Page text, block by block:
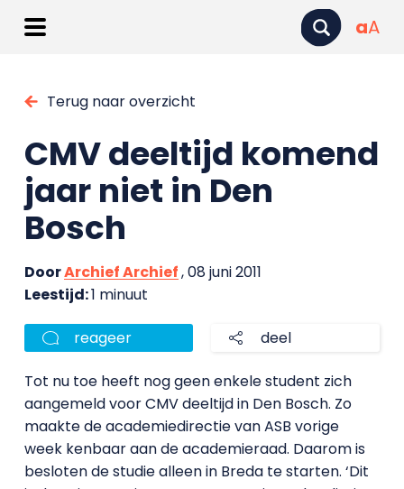
aA
Terug naar overzicht
CMV deeltijd komend
jaar niet in Den
Bosch
DoorArchief Archief, 08 juni 2011
Leestijd:1 minuut
reageer deel
Tot nu toe heeft nog geen enkele student zich
aangemeld voor CMV deeltijd in Den Bosch. Zo
maakte de academiedirectie van ASB vorige
week kenbaar aan de academieraad. Daarom is
besloten de studie alleen in Breda te starten. ‘Dit